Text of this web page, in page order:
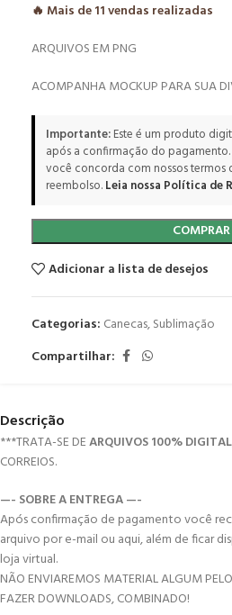
🔥 Mais de11vendas realizadas
ARQUIVOS EM PNG
ACOMPANHA MOCKUP PARA SUA
Importante:Este é um produto
após a confirmação do
você concorda com nossos termos
reembolso.Leia nossa Política de
COMPRAR
Adicionar a lista de desejos
Categorias: Canecas,Sublimação
Compartilhar:
Descrição
***TRATA-SE DEARQUIVOS 100% DIGITAL
CORREIOS.
—- SOBRE A ENTREGA —-
Após confirmação de pagamento você
arquivo por e-mail ou aqui, além de ficar
loja virtual.
NÃO ENVIAREMOS MATERIAL ALGUM
FAZER DOWNLOADS, COMBINADO!